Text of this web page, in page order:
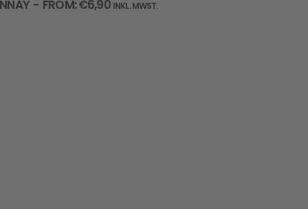
FROM:€6,90 INKL. MWST.